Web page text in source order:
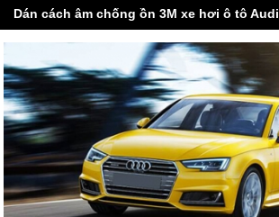
Dán cách âm chống ồn 3M xe hơi ô tô Audi